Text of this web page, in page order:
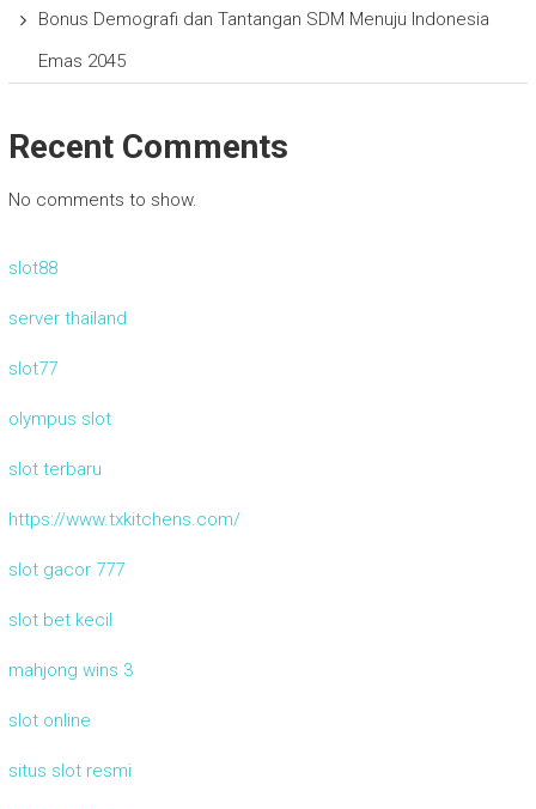
Bonus Demografi dan Tantangan SDM Menuju Indonesia
Emas 2045
Recent Comments
No comments to show.
slot88
server thailand
slot77
olympus slot
slot terbaru
https://www.txkitchens.com/
slot gacor 777
slot bet kecil
mahjong wins 3
slot online
situs slot resmi